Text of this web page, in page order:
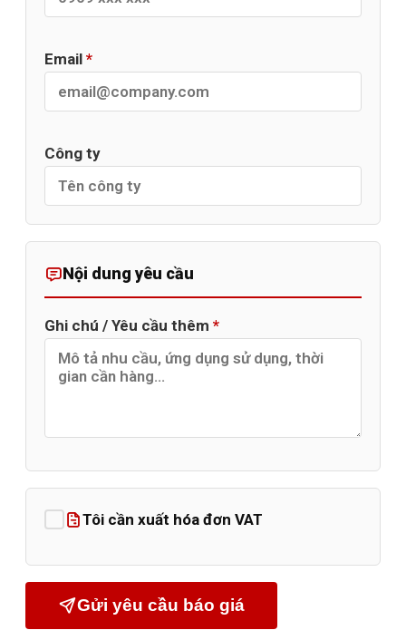
Email *
Công ty
Nội dung yêu cầu
Ghi chú / Yêu cầu thêm *
Tôi cần xuất hóa đơn VAT
Gửi yêu cầu báo giá